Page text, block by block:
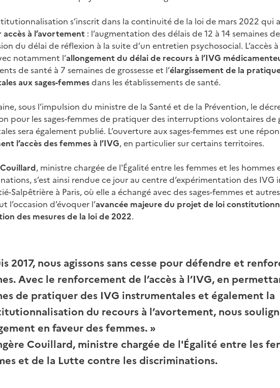
s’inscrit dans la continuité de la loi de mars 2022 qui
accès à l’avortement : l’augmentation des délais de 12 à 14 semaines
du délai de réflexion à la suite d’un entretien psychosocial. L’accès
notamment l’allongement du délai de recours à l’IVG
de santé à 7 semaines de grossesse et l’élargissement de la
aux sages-femmesdans les établissements de santé.
sous l’impulsion du ministre de la Santé et de la Prévention, le
pour les sages-femmes de pratiquer des interruptions volontaires de
sera également publié. L’ouverture aux sages-femmes est une
l’accès des femmes à l’IVG, en particulier sur certains territoires.
, ministre chargée de l'Égalité entre les femmes et les
s’est ainsi rendue ce jour au centre d’expérimentation des IVG
Salpêtrière à Paris, où elle a échangé avec des sages-femmes et
l’occasion d’évoquer l’avancée majeure du projet de loi
des mesures de la loi de 2022.
2017, nous agissons sans cesse pour défendre et
Avec le renforcement de l’accès à l’IVG, en
de pratiquer des IVG instrumentales et également la
du recours à l’avortement, nous
en faveur des femmes. »
Couillard, ministre chargée de l'Égalité entre les
et de la Lutte contre les discriminations.